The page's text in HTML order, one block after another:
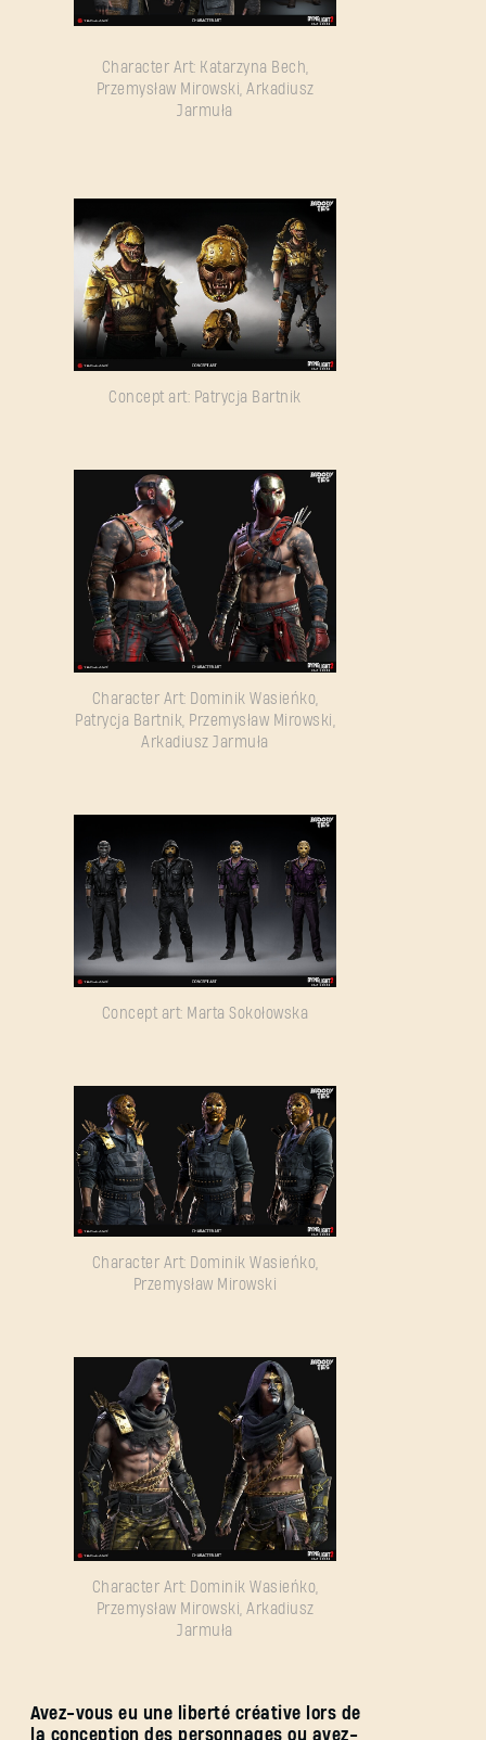
Character Art: Katarzyna Bech,
Przemysław Mirowski, Arkadiusz
Jarmuła
Concept art: Patrycja Bartnik
Character Art: Dominik Wasieńko,
Patrycja Bartnik, Przemysław Mirowski,
Arkadiusz Jarmuła
Concept art: Marta Sokołowska
Character Art: Dominik Wasieńko,
Przemysław Mirowski
Character Art: Dominik Wasieńko,
Przemysław Mirowski, Arkadiusz
Jarmuła
Avez-vous eu une liberté créative lors de
la conception des personnages ou avez-